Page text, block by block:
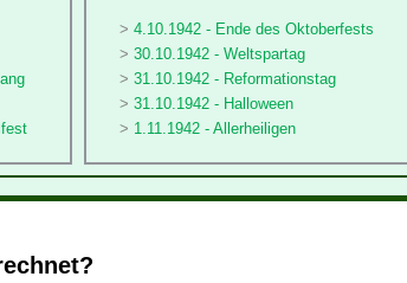
4.10.1942 - Ende des Oktoberfests
30.10.1942 - Weltspartag
31.10.1942 - Reformationstag
31.10.1942 - Halloween
1.11.1942 - Allerheiligen